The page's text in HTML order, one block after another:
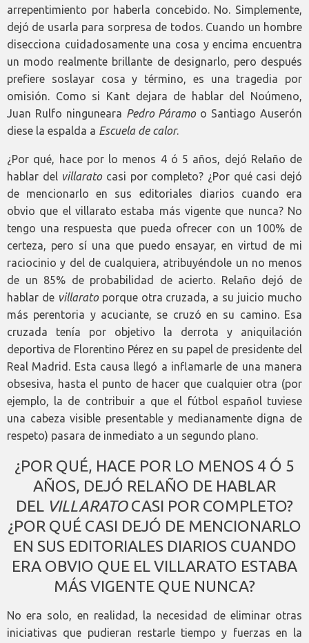
arrepentimiento por haberla concebido. No. Simplemente,
dejó de usarla para sorpresa de todos. Cuando un hombre
disecciona cuidadosamente una cosa y encima encuentra
un modo realmente brillante de designarlo, pero después
prefiere soslayar cosa y término, es una tragedia por
omisión. Como si Kant dejara de hablar del Noúmeno,
Juan Rulfo ninguneara Pedro Páramoo Santiago Auserón
diese la espalda a Escuela de calor.
¿Por qué, hace por lo menos 4 ó 5 años, dejó Relaño de
hablar del villaratocasi por completo? ¿Por qué casi dejó
de mencionarlo en sus editoriales diarios cuando era
obvio que el villarato estaba más vigente que nunca? No
tengo una respuesta que pueda ofrecer con un 100% de
certeza, pero sí una que puedo ensayar, en virtud de mi
raciocinio y del de cualquiera, atribuyéndole un no menos
de un 85% de probabilidad de acierto. Relaño dejó de
hablar de villaratoporque otra cruzada, a su juicio mucho
más perentoria y acuciante, se cruzó en su camino. Esa
cruzada tenía por objetivo la derrota y aniquilación
deportiva de Florentino Pérez en su papel de presidente del
Real Madrid. Esta causa llegó a inflamarle de una manera
obsesiva, hasta el punto de hacer que cualquier otra (por
ejemplo, la de contribuir a que el fútbol español tuviese
una cabeza visible presentable y medianamente digna de
respeto) pasara de inmediato a un segundo plano.
¿POR QUÉ, HACE POR LO MENOS 4 Ó 5
AÑOS, DEJÓ RELAÑO DE HABLAR
DEL VILLARATOCASI POR COMPLETO?
¿POR QUÉ CASI DEJÓ DE MENCIONARLO
EN SUS EDITORIALES DIARIOS CUANDO
ERA OBVIO QUE EL VILLARATO ESTABA
MÁS VIGENTE QUE NUNCA?
No era solo, en realidad, la necesidad de eliminar otras
iniciativas que pudieran restarle tiempo y fuerzas en la